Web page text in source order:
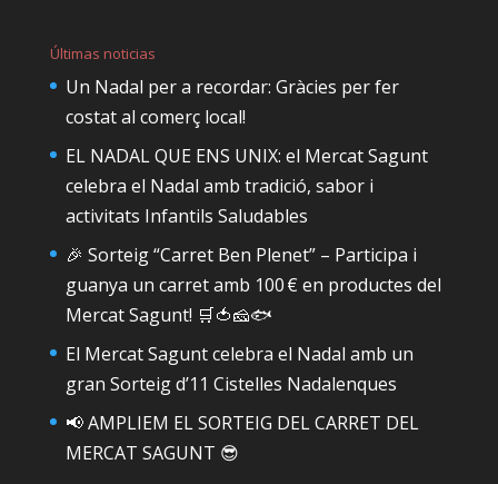
Últimas noticias
Un Nadal per a recordar: Gràcies per fer
costat al comerç local!
EL NADAL QUE ENS UNIX: el Mercat Sagunt
celebra el Nadal amb tradició, sabor i
activitats Infantils Saludables
🎉 Sorteig “Carret Ben Plenet” – Participa i
guanya un carret amb 100 € en productes del
Mercat Sagunt! 🛒🍅🧀🐟
El Mercat Sagunt celebra el Nadal amb un
gran Sorteig d’11 Cistelles Nadalenques
📢 AMPLIEM EL SORTEIG DEL CARRET DEL
MERCAT SAGUNT 😎